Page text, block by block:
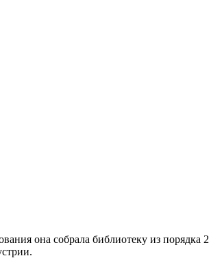
она собрала библиотеку из